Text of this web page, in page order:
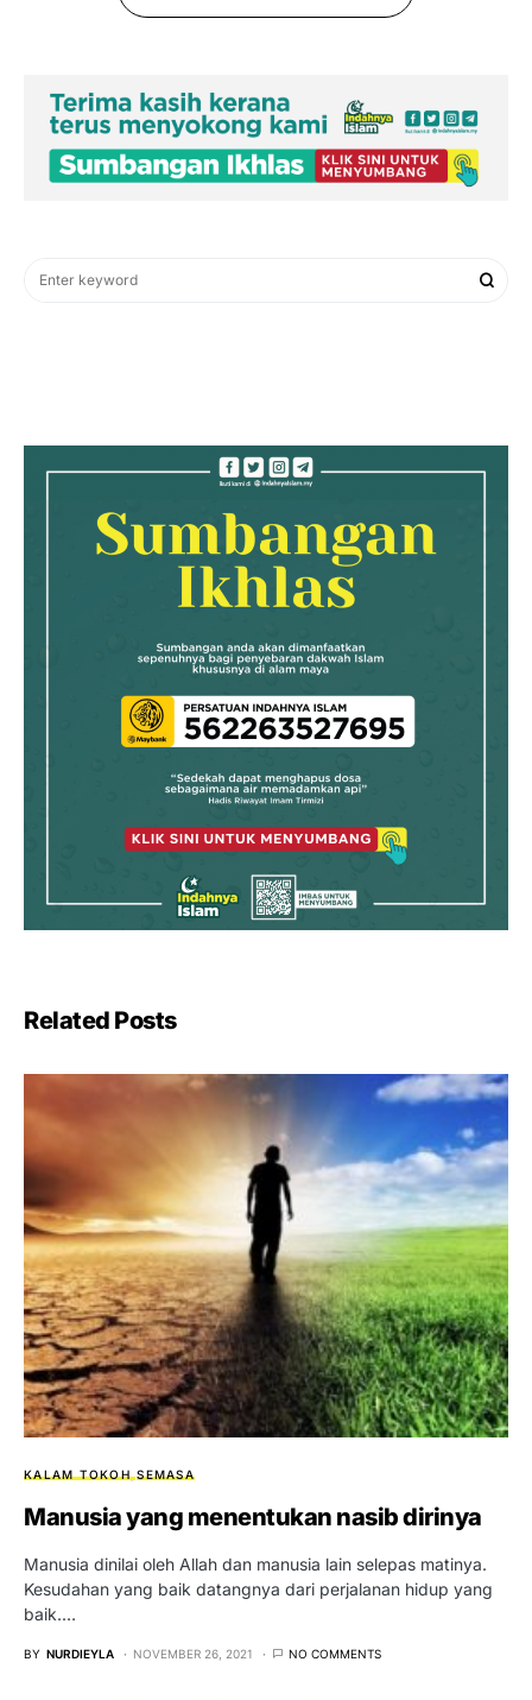
Related Posts
KALAM TOKOH SEMASA
Manusia yang menentukan nasib dirinya
Manusia dinilai oleh Allah dan manusia lain selepas matinya.
Kesudahan yang baik datangnya dari perjalanan hidup yang
baik.…
BY NURDIEYLA NOVEMBER 26, 2021 NO COMMENTS